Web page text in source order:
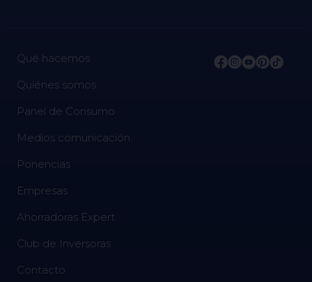
Qué hacemos
Quiénes somos
Panel de Consumo
Medios comunicación
Ponencias
Empresas
Ahorradoras Expert
Club de Inversoras
Contacto